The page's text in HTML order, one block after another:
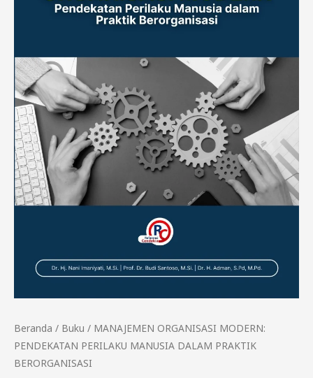
Beranda / Buku / MANAJEMEN ORGANISASI MODERN:
PENDEKATAN PERILAKU MANUSIA DALAM PRAKTIK
BERORGANISASI
MANUSIA
BERORGANISASI